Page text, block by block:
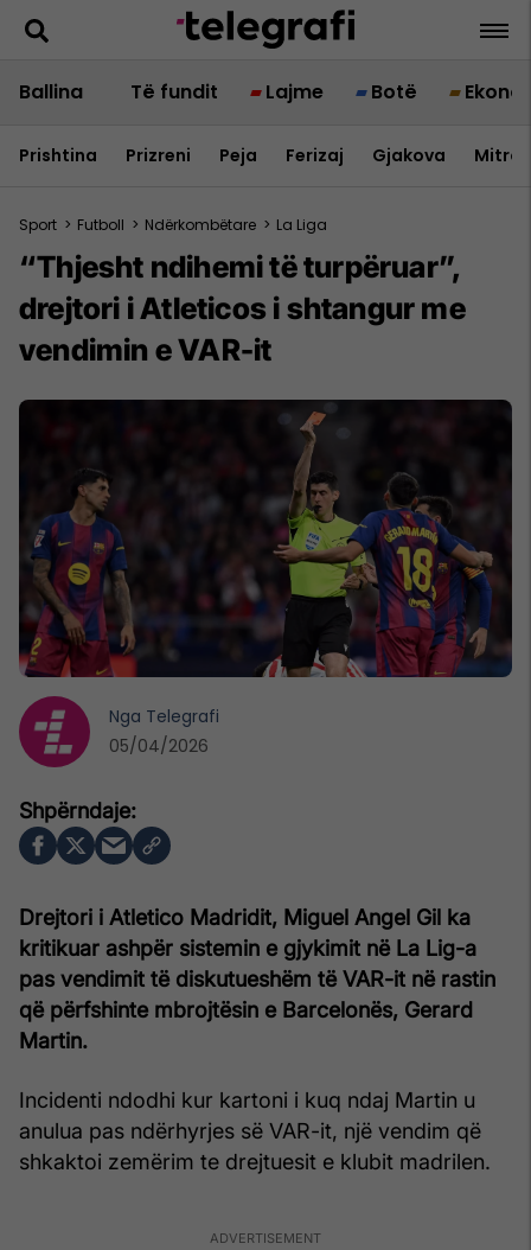
Ballina Të fundit Lajme Botë
Prishtina Prizreni Peja Ferizaj Gjakova
Sport > Futboll > Ndërkombëtare > La Liga
“Thjesht ndihemi të turpëruar”,
drejtori i Atleticos i shtangur me
vendimin e VAR-it
Drejtori i Atletico Madridit, Miguel Angel Gil ka
kritikuar ashpër sistemin e gjykimit në La Lig-a
pas vendimit të diskutueshëm të VAR-it në rastin
që përfshinte mbrojtësin e Barcelonës, Gerard
Martin.
Incidenti ndodhi kur kartoni i kuq ndaj Martin u
anulua pas ndërhyrjes së VAR-it, një vendim që
shkaktoi zemërim te drejtuesit e klubit madrilen.
Nga Telegrafi
05/04/2026